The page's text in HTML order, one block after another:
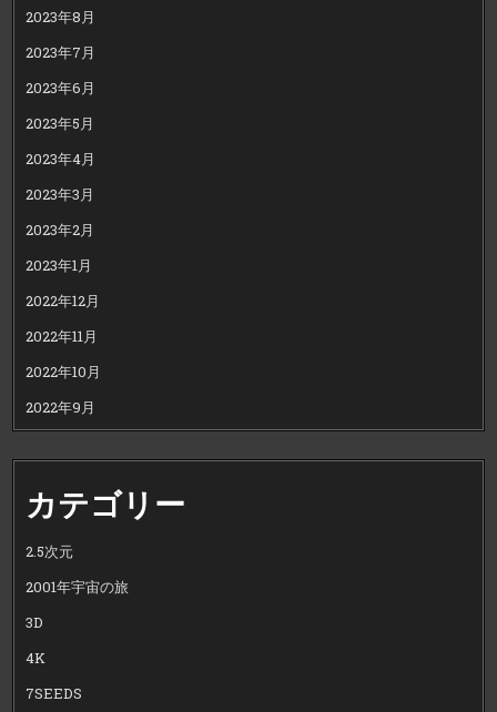
2023年8月
2023年7月
2023年6月
2023年5月
2023年4月
2023年3月
2023年2月
2023年1月
2022年12月
2022年11月
2022年10月
2022年9月
カテゴリー
2.5次元
2001年宇宙の旅
3D
4K
7SEEDS